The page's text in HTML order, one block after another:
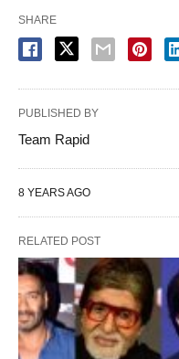
SHARE
PUBLISHED BY
Team Rapid
8 YEARS AGO
RELATED POST